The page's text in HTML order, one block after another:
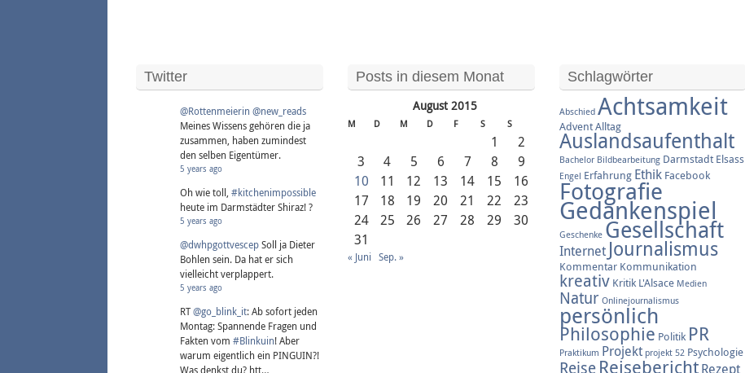
Twitter
@Rottenmeierin @new_reads
Meines Wissens gehören die ja
zusammen, haben zumindest
den selben Eigentümer.
5 years ago
Oh wie toll, #kitchenimpossible
heute im Darmstädter Shiraz! ?
5 years ago
@dwhpgottvescepSoll ja Dieter
Bohlen sein. Da hat er sich
vielleicht verplappert.
5 years ago
RT@go_blink_it: Ab sofort jeden
Montag: Spannende Fragen und
Fakten vom #Blinkuin! Aber
warum eigentlich ein PINGUIN?!
Was denkst du? htt…
Posts in diesem Monat
August 2015
M D M D F S S
1
2
3
4 5 6 7 8
9
10
11 12 13 14 15
16
17
18 19 20 21 22
23
24
25 26 27 28 29
30
31
« Juni Sep. »
Schlagwörter
Abschied Achtsamkeit
AdventAlltag
Auslandsaufenthalt
Bachelor Bildbearbeitung Darmstadt Elsass
Engel Erfahrung Ethik Facebook
Fotografie
Gedankenspiel
Geschenke Gesellschaft
Internet Journalismus
Kommentar Kommunikation
kreativ Kritik L'Alsace Medien
Natur Onlinejournalismus
persönlich
Philosophie Politik PR
Praktikum Projekt projekt 52 Psychologie
ReiseReiseberichtRezept